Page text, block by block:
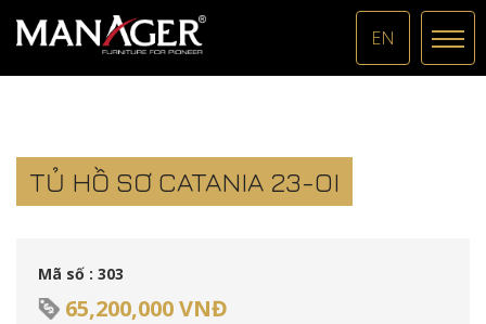
EN
TỦ HỒ SƠ CATANIA 23-OI
Mã số : 303
65,200,000 VNĐ